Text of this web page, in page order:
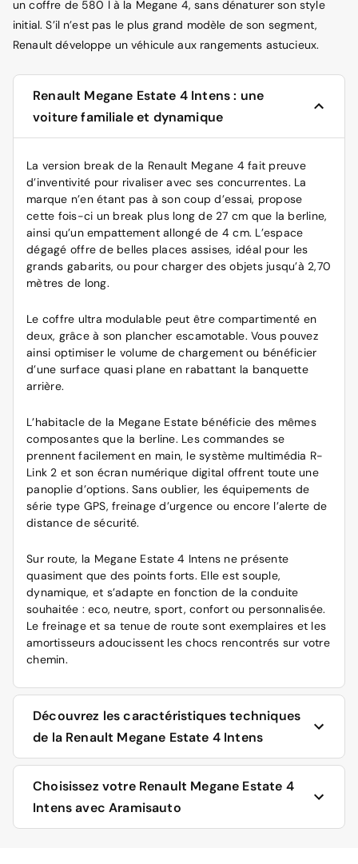
un coffre de 580 l à la Megane 4, sans dénaturer son style
initial. S’il n’est pas le plus grand modèle de son segment,
Renault développe un véhicule aux rangements astucieux.
Renault Megane Estate 4 Intens : une
voiture familiale et dynamique
La version break de la Renault Megane 4 fait preuve
d’inventivité pour rivaliser avec ses concurrentes. La
marque n’en étant pas à son coup d’essai, propose
cette fois-ci un break plus long de 27 cm que la berline,
ainsi qu’un empattement allongé de 4 cm. L’espace
dégagé offre de belles places assises, idéal pour les
grands gabarits, ou pour charger des objets jusqu’à 2,70
mètres de long.
Le coffre ultra modulable peut être compartimenté en
deux, grâce à son plancher escamotable. Vous pouvez
ainsi optimiser le volume de chargement ou bénéficier
d’une surface quasi plane en rabattant la banquette
arrière.
L’habitacle de la Megane Estate bénéficie des mêmes
composantes que la berline. Les commandes se
prennent facilement en main, le système multimédia R-
Link 2 et son écran numérique digital offrent toute une
panoplie d’options. Sans oublier, les équipements de
série type GPS, freinage d’urgence ou encore l’alerte de
distance de sécurité.
Sur route, la Megane Estate 4 Intens ne présente
quasiment que des points forts. Elle est souple,
dynamique, et s’adapte en fonction de la conduite
souhaitée : eco, neutre, sport, confort ou personnalisée.
Le freinage et sa tenue de route sont exemplaires et les
amortisseurs adoucissent les chocs rencontrés sur votre
chemin.
Découvrez les caractéristiques techniques
de la Renault Megane Estate 4 Intens
Disponible en plusieurs versions, la Megane Estate
impressionne par son excellente insonorisation, un
Choisissez votre Renault Megane Estate 4
Intens avec Aramisauto